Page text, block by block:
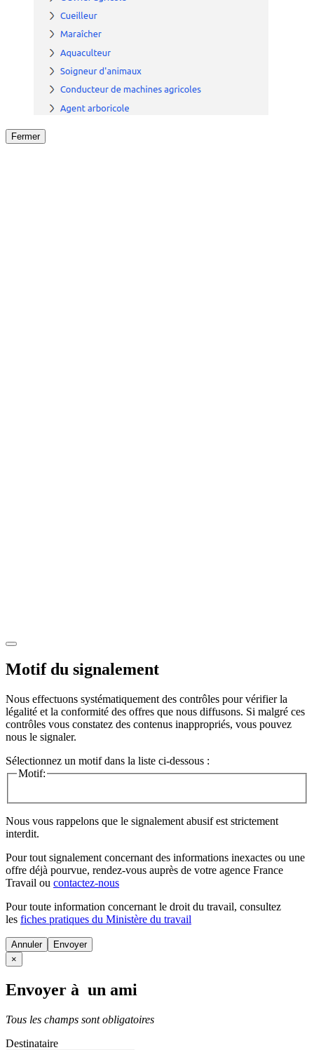
Fermer
Motif du signalement
Nous effectuons systématiquement des contrôles pour vérifier la
légalité et la conformité des offres que nous diffusons. Si malgré ces
contrôles vous constatez des contenus inappropriés, vous pouvez
nous le signaler.
Sélectionnez un motif dans la liste ci-dessous :
Motif:
Nous vous rappelons que le signalement abusif est strictement
interdit.
Pour tout signalement concernant des informations inexactes ou une
offre déjà pourvue, rendez-vous auprès de votre agence France
Travail ou contactez-nous
Pour toute information concernant le droit du travail, consultez
les fiches pratiques du Ministère du travail
Annuler
×
Envoyer à un ami
Tous les champs sont obligatoires
Destinataire